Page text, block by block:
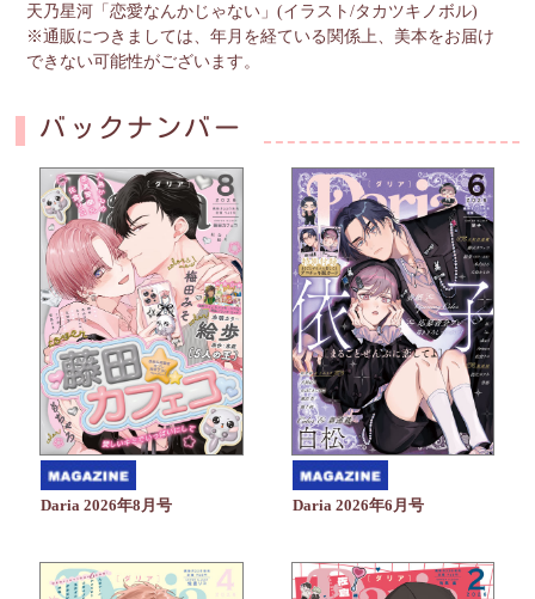
天乃星河「恋愛なんかじゃない」(イラスト/タカツキノボル)
※通販につきましては、年月を経ている関係上、美本をお届け
できない可能性がございます。
バックナンバー
Daria 2026年8月号 Daria 2026年6月号